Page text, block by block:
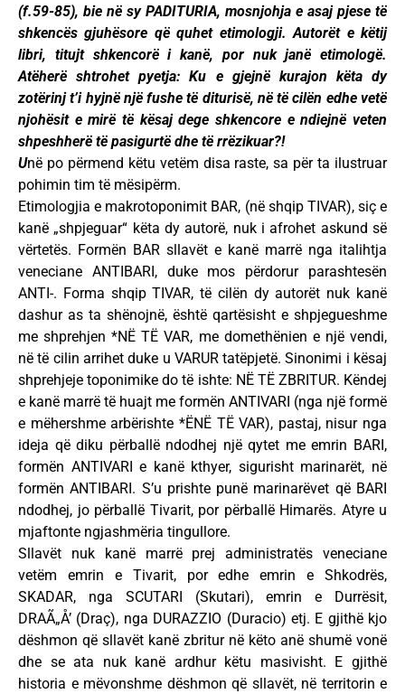
(f.59-85), bie në sy PADITURIA, mosnjohja e asaj pjese të
shkencës gjuhësore që quhet etimologji. Autorët e këtij
libri, titujt shkencorë i kanë, por nuk janë etimologë.
Atëherë shtrohet pyetja: Ku e gjejnë kurajon këta dy
zotërinj t’i hyjnë një fushe të diturisë, në të cilën edhe vetë
njohësit e mirë të kësaj dege shkencore e ndiejnë veten
shpeshherë të pasigurtë dhe të rrëzikuar?!
Unë po përmend këtu vetëm disa raste, sa për ta ilustruar
pohimin tim të mësipërm.
Etimologjia e makrotoponimit BAR, (në shqip TIVAR), siç e
kanë „shpjeguar“ këta dy autorë, nuk i afrohet askund së
vërtetës. Formën BAR sllavët e kanë marrë nga italihtja
veneciane ANTIBARI, duke mos përdorur parashtesën
ANTI-. Forma shqip TIVAR, të cilën dy autorët nuk kanë
dashur as ta shënojnë, është qartësisht e shpjegueshme
me shprehjen *NË TË VAR, me domethënien e një vendi,
në të cilin arrihet duke u VARUR tatëpjetë. Sinonimi i kësaj
shprehjeje toponimike do të ishte: NË TË ZBRITUR. Këndej
e kanë marrë të huajt me formën ANTIVARI (nga një formë
e mëhershme arbërishte *ËNË TË VAR), pastaj, nisur nga
ideja që diku përballë ndodhej një qytet me emrin BARI,
formën ANTIVARI e kanë kthyer, sigurisht marinarët, në
formën ANTIBARI. S’u prishte punë marinarëvet që BARI
ndodhej, jo përballë Tivarit, por përballë Himarës. Atyre u
mjaftonte ngjashmëria tingullore.
Sllavët nuk kanë marrë prej administratës veneciane
vetëm emrin e Tivarit, por edhe emrin e Shkodrës,
SKADAR, nga SCUTARI (Skutari), emrin e Durrësit,
DRAÃ„Å’ (Draç), nga DURAZZIO (Duracio) etj. E gjithë kjo
dëshmon që sllavët kanë zbritur në këto anë shumë vonë
dhe se ata nuk kanë ardhur këtu masivisht. E gjithë
historia e mëvonshme dëshmon që sllavët, në territorin e